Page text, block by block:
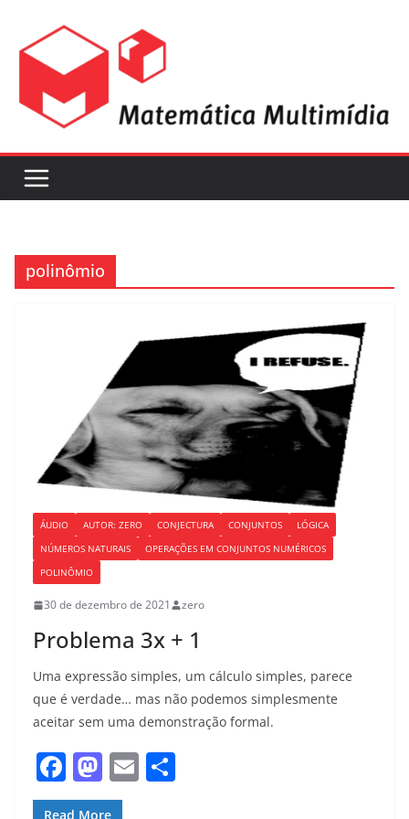
polinômio
ÁUDIO AUTOR: ZERO CONJECTURA CONJUNTOS
LÓGICA
NÚMEROS NATURAIS
OPERAÇÕES EM CONJUNTOS NUMÉRICOS
POLINÔMIO
30 de dezembro de 2021 zero
Problema 3x + 1
Uma expressão simples, um cálculo simples, parece
que é verdade… mas não podemos simplesmente
aceitar sem uma demonstração formal.
F
a
M
a
E
Read More